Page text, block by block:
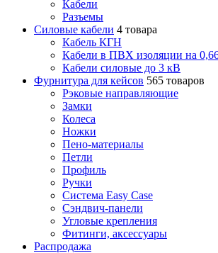
Кабели
Разъемы
Силовые кабели 4 товара
Кабель КГН
Кабели в ПВХ изоляции на
Кабели силовые до 3 кВ
Фурнитура для кейсов 565 товаров
Рэковые направляющие
Замки
Колеса
Ножки
Пено-материалы
Петли
Профиль
Ручки
Система Easy Case
Сэндвич-панели
Угловые крепления
Фитинги, аксессуары
Распродажа